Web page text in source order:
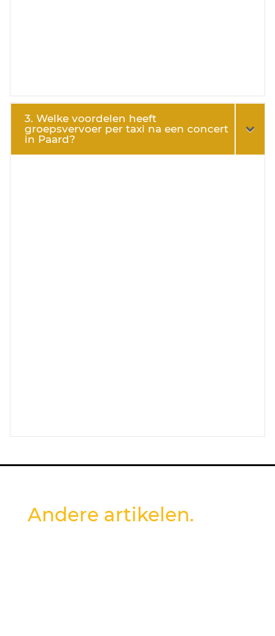
3. Welke voordelen heeft
groepsvervoer per taxi na een concert
in Paard?
Andere artikelen.